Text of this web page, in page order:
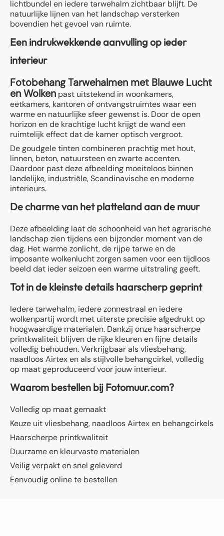
lichtbundel en iedere tarwehalm zichtbaar blijft. De
natuurlijke lijnen van het landschap versterken
bovendien het gevoel van ruimte.
Een indrukwekkende aanvulling op ieder
interieur
Fotobehang Tarwehalmen met Blauwe Lucht
en Wolken past uitstekend in woonkamers,
eetkamers, kantoren of ontvangstruimtes waar een
warme en natuurlijke sfeer gewenst is. Door de open
horizon en de krachtige lucht krijgt de wand een
ruimtelijk effect dat de kamer optisch vergroot.
De goudgele tinten combineren prachtig met hout,
linnen, beton, natuursteen en zwarte accenten.
Daardoor past deze afbeelding moeiteloos binnen
landelijke, industriële, Scandinavische en moderne
interieurs.
De charme van het platteland aan de muur
Deze afbeelding laat de schoonheid van het agrarische
landschap zien tijdens een bijzonder moment van de
dag. Het warme zonlicht, de rijpe tarwe en de
imposante wolkenlucht zorgen samen voor een tijdloos
beeld dat ieder seizoen een warme uitstraling geeft.
Tot in de kleinste details haarscherp geprint
Iedere tarwehalm, iedere zonnestraal en iedere
wolkenpartij wordt met uiterste precisie afgedrukt op
hoogwaardige materialen. Dankzij onze haarscherpe
printkwaliteit blijven de rijke kleuren en fijne details
volledig behouden. Verkrijgbaar als vliesbehang,
naadloos Airtex en als stijlvolle behangcirkel, volledig
op maat geproduceerd voor jouw interieur.
Waarom bestellen bij Fotomuur.com?
Volledig op maat gemaakt
Keuze uit vliesbehang, naadloos Airtex en behangcirkels
Haarscherpe printkwaliteit
Duurzame en kleurvaste materialen
Veilig verpakt en snel geleverd
Eenvoudig online te bestellen